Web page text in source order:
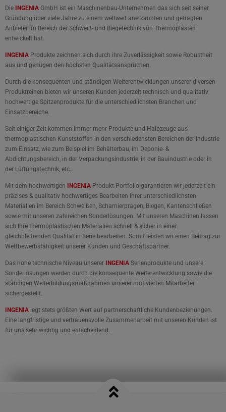
Die INGENIA GmbH ist ein Maschinenbau-Unternehmen das sich seit seiner
Gründung über viele Jahre zu einem weltweit anerkannten und gefragten
Anbieter im Bereich der Schweiß- und Biegetechnik von Thermoplasten
entwickelt hat.
INGENIA Produkte zeichnen sich durch ihre Zuverlässigkeit sowie Robustheit
aus und genügen den höchsten Qualitätsansprüchen.
Durch die konsequenten und ständigen Weiterentwicklungen unserer diversen
Produktreihen bieten wir unseren Kunden jederzeit technisch und qualitativ
hochwertige Spitzenprodukte für die unterschiedlichsten Branchen und
Einsatzbereiche.
Seit einiger Zeit kommen immer mehr Produkte und Halbzeuge aus
thermoplastischen Kunststoffen in den verschiedensten Bereichen der Industrie
zum Einsatz, wie zum Beispiel im Behälterbau, im Deponie- &
Abdichtungsbereich, in der Verpackungsindustrie, in der Bauindustrie oder in
der Lüftungstechnik, etc.
Mit dem hochwertigen INGENIA Produkt-Portfolio garantieren wir jederzeit ein
präzises & qualitativ hochwertiges Bearbeiten Ihrer unterschiedlichsten
Materialien im Bereich Schweißen, Scharnierprägen, Biegen, Kantenschließen
sowie mit unseren zahlreichen Sonderlösungen. Mit unseren Maschinen lassen
sich Ihre thermoplastischen Materialien schnell & sicher in einer
gleichbleibenden Qualität in Serie bearbeiten. Somit leisten wir einen Beitrag zur
Wettbewerbsfähigkeit unserer Kunden und Geschäftspartner.
Das hohe technische Niveau unserer INGENIA Serienprodukte und unsere
Sonderlösungen werden durch die konsequente Weiterentwicklung sowie die
ständigen Weiterbildungsmaßnahmen unserer motivierten Mitarbeiter
sichergestellt.
INGENIA legt stets größten Wert auf partnerschaftliche Kundenbeziehungen.
Eine langfristige und vertrauensvolle Zusammenarbeit mit unseren Kunden ist
für uns sehr wichtig und entscheidend.